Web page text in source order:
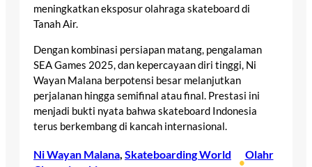
meningkatkan eksposur olahraga skateboard di
Tanah Air.
Dengan kombinasi persiapan matang, pengalaman
SEA Games 2025, dan kepercayaan diri tinggi, Ni
Wayan Malana berpotensi besar melanjutkan
perjalanan hingga semifinal atau final. Prestasi ini
menjadi bukti nyata bahwa skateboard Indonesia
terus berkembang di kancah internasional.
Ni Wayan Malana, Skateboarding World
•
Olahr